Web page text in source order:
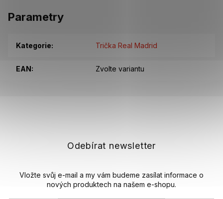
Parametry
Kategorie: Trička Real Madrid
EAN: Zvolte variantu
Odebírat newsletter
Vložte svůj e-mail a my vám budeme zasílat informace o
nových produktech na našem e-shopu.